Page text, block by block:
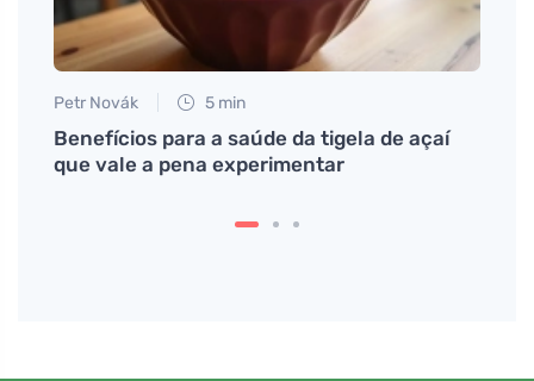
Petr Novák 5 min
Benefícios para a saúde da tigela de açaí
que vale a pena experimentar